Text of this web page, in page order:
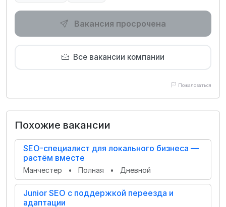
Вакансия просрочена
Все вакансии компании
Пожаловаться
Похожие вакансии
SEO-специалист для локального бизнеса —
растём вместе
Манчестер • Полная • Дневной
Junior SEO с поддержкой переезда и
адаптации